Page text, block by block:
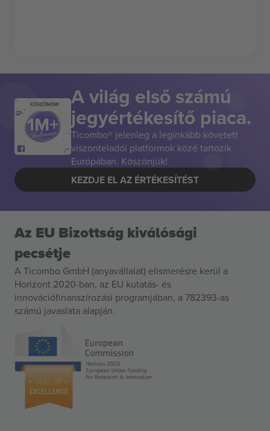
KÖSZÖNÖM! A világ első számú
jegyértékesítő piaca.
Ticombo® jelenleg a leginkább követett
viszonteladói platformok közé tartozik
Európában. Köszönjük!
KEZDJE EL AZ ÉRTÉKESÍTÉST
Az EU Bizottság kiválósági
pecsétje
A Ticombo GmbH (anyavállalat) elismerésre kerül a
Horizont 2020-ban, az EU kutatás- és
innovációfinanszírozási programjában, a 782393-as
számú javaslata alapján.